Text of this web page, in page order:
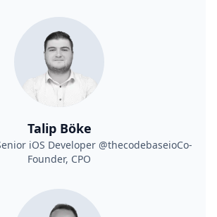
Talip Böke
iOS Developer @thecodebaseioCo-
Founder, CPO